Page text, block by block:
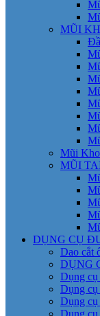
MŨI
Mũi
MŨI
DỤNG CỤ
Dao cắt
DỤNG
Dụng cụ
Dụng cụ
Dụng cụ
Dụng cụ